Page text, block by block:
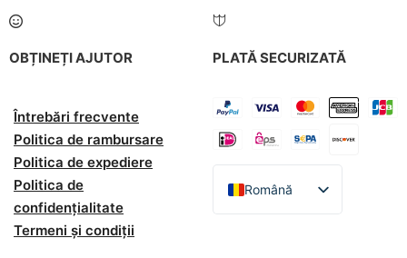
OBȚINEȚI AJUTOR
Întrebări frecvente
Politica de rambursare
Politica de expediere
Politica de
confidențialitate
Termeni și condiții
PLATĂ SECURIZATĂ
Română
English